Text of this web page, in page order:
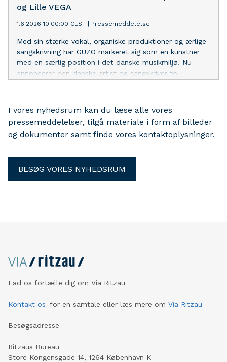
og Lille VEGA
1.6.2026 10:00:00 CEST | Pressemeddelelse
Med sin stærke vokal, organiske produktioner og ærlige
sangskrivning har GUZO markeret sig som en kunstner
med en særlig position i det danske musikmiljø. Nu
annoncerer den danske artist og sangskriver to
I vores nyhedsrum kan du læse alle vores
pressemeddelelser, tilgå materiale i form af billeder
og dokumenter samt finde vores kontaktoplysninger.
BESØG VORES NYHEDSRUM
Lad os fortælle dig om Via Ritzau
Kontakt os for en samtale eller læs mere om Via Ritzau
Besøgsadresse
Ritzaus Bureau
Store Kongensgade 14, 1264 København K